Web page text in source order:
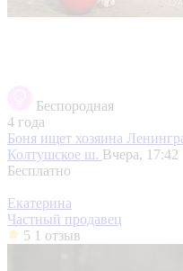
Беспородная
4 года
Боня ищет хозяина
Колтушское ш. Вчера, 17:42
Бесплатно
Екатерина
Частный продавец
5 1 отзыв